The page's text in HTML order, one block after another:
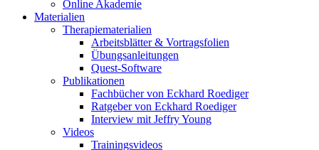
Online Akademie
Materialien
Therapiematerialien
Arbeitsblätter & Vortragsfolien
Übungsanleitungen
Quest-Software
Publikationen
Fachbücher von Eckhard Roediger
Ratgeber von Eckhard Roediger
Interview mit Jeffry Young
Videos
Trainingsvideos